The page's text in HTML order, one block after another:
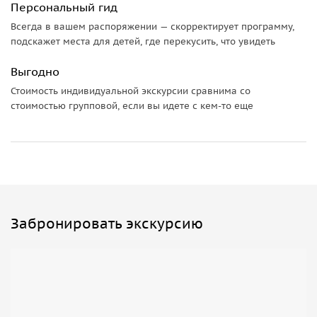
Изюминкой Шереметьевского проспекта является
миниатюрная часовня Александра Невского, построенная
в 1995 году в форме четырехгранного поклонного столба.
Культовая постройка стоит у научной библиотеки и
привлекает внимание своими мозаичными иконами,
расположенными на каждой ее стороне. В завершение
Спутник-8.
Персональный гид
Всегда в вашем распоряжении — скорректирует программу,
подскажет места для детей, где перекусить, что увидеть
Выгодно
Стоимость индивидуальной экскурсии сравнима со
стоимостью групповой, если вы идете с кем-то еще
Забронировать экскурсию